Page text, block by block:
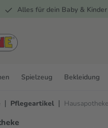
Alles für dein Baby & Kinder
Spielzeug Bekleidung
| Pflegeartikel | Hausapotheke